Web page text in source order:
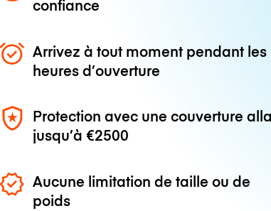
confiance
Arrivez à tout moment pendant les
heures d’ouverture
Protection avec une couverture
jusqu’à €2500
Aucune limitation de taille ou de
poids